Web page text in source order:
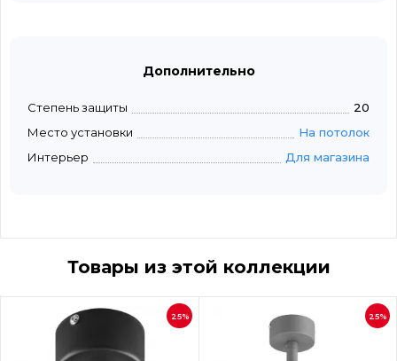
Дополнительно
Степень защиты
20
Место установки
На потолок
Интерьер
Для магазина
Товары из этой коллекции
25% 25%